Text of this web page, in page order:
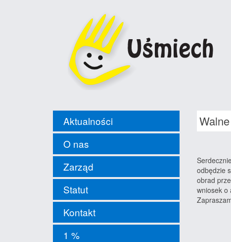
Aktualności
O nas
Zarząd
Statut
Kontakt
1 %
odbędzie
obrad
wniosek o